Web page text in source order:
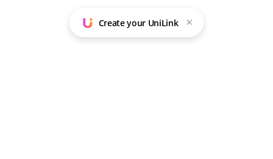
Create your UniLink ×